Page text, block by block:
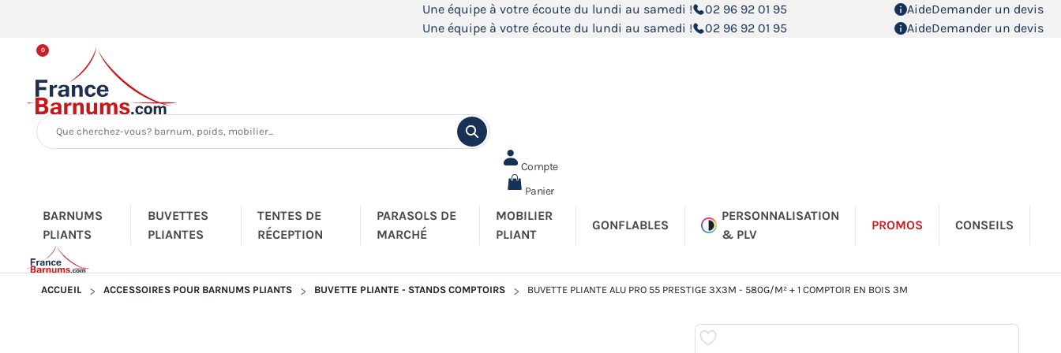
Une équipe à votre écoute du lundi au samedi ! 02 96 92 01 95 AideDemander un devis
Une équipe à votre écoute du lundi au samedi !
02 96 92 01 95 AideDemander un devis
Compte
0
Panier
BARNUMS
PLIANTS
BUVETTES
PLIANTES
TENTES DE
RÉCEPTION
PARASOLS DE
MARCHÉ
MOBILIER
PLIANT
GONFLABLES
PERSONNALISATION
& PLV
PROMOS CONSEILS
ACCUEIL ACCESSOIRES POUR BARNUMS PLIANTS BUVETTE PLIANTE - STANDS COMPTOIRS BUVETTE PLIANTE ALU PRO 55 PRESTIGE 3X3M - 580G/M² + 1 COMPTOIR EN BOIS 3M